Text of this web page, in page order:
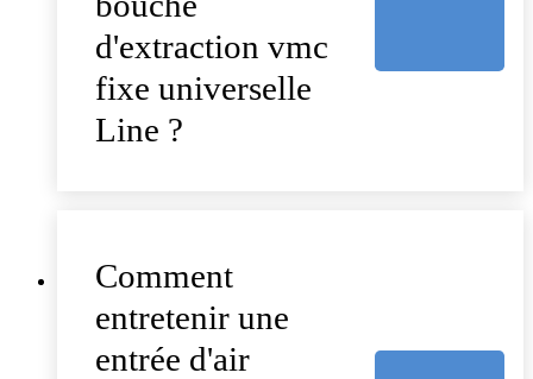
d'extraction vmc
fixe universelle
Line ?
Comment
entretenir une
entrée d'air